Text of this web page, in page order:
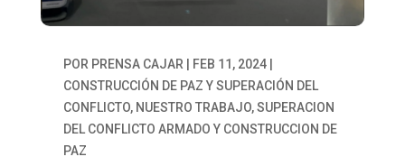
POR PRENSA CAJAR FEB 11, 2024|
CONSTRUCCIÓN DE PAZ Y SUPERACIÓN DEL
CONFLICTO, NUESTRO TRABAJO,SUPERACION
DEL CONFLICTO ARMADO Y CONSTRUCCION DE
PAZ